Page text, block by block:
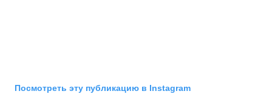
Посмотреть эту публикацию в Instagram